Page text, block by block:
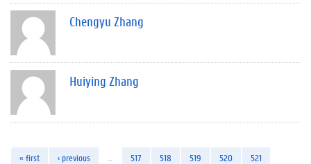
Chengyu Zhang
Huiying Zhang
« first ‹ previous 517 518 519 520
521